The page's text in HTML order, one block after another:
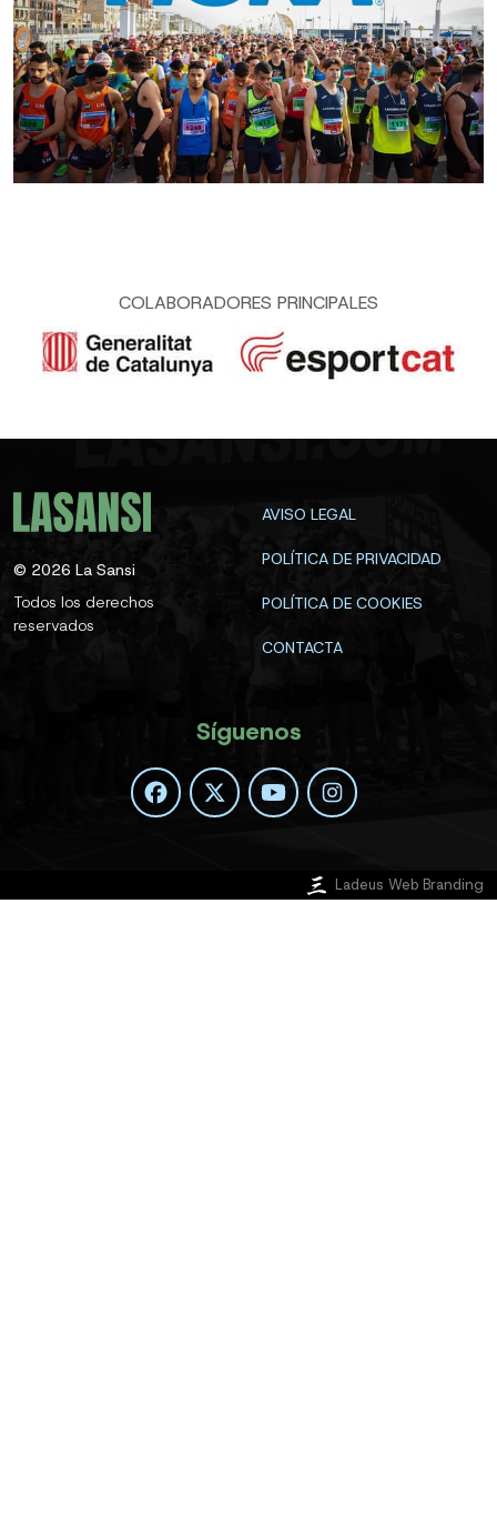
COLABORADORES PRINCIPALES
© 2026 La Sansi
Todos los derechos
reservados
AVISO LEGAL
POLÍTICA DE PRIVACIDAD
POLÍTICA DE COOKIES
CONTACTA
Síguenos
Ladeus Web Branding